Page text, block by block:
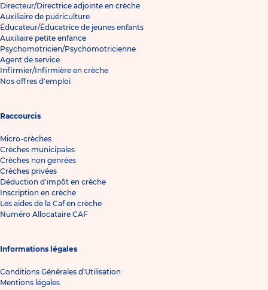
Directeur/Directrice adjointe en crèche
Auxiliaire de puériculture
Éducateur/Éducatrice de jeunes enfants
Auxiliaire petite enfance
Psychomotricien/Psychomotricienne
Agent de service
Infirmier/Infirmière en crèche
Nos offres d'emploi
Raccourcis
Micro-crèches
Crèches municipales
Crèches non genrées
Crèches privées
Déduction d'impôt en crèche
Inscription en crèche
Les aides de la Caf en crèche
Numéro Allocataire CAF
Informations légales
Conditions Générales d'Utilisation
Mentions légales